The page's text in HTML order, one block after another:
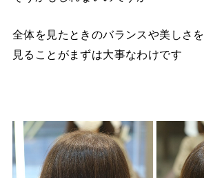
全体を見たときのバランスや美しさを
見ることがまずは大事なわけです